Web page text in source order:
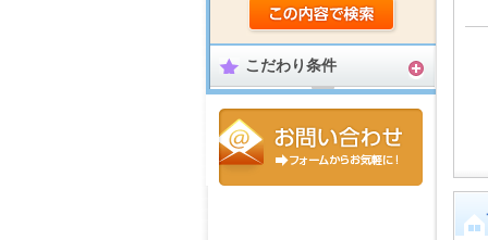
こだわり条件